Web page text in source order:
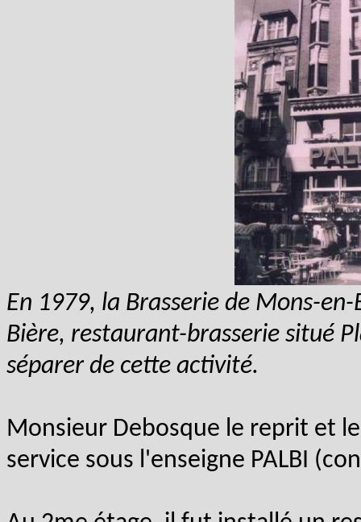
En 1979, la Brasserie de Mons-
Bière, restaurant-brasserie situé
séparer de cette activité.
Monsieur Debosque le reprit et
service sous l'enseigne PALBI